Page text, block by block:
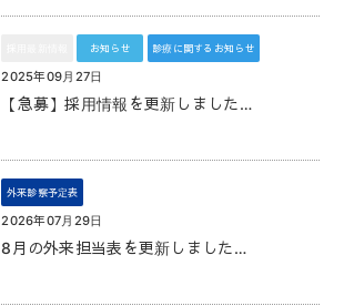
お知らせ 診療に関するお知らせ
2025年09月27日
【急募】採用情報を更新しました…
外来診察予定表
2026年07月29日
8月の外来担当表を更新しました…